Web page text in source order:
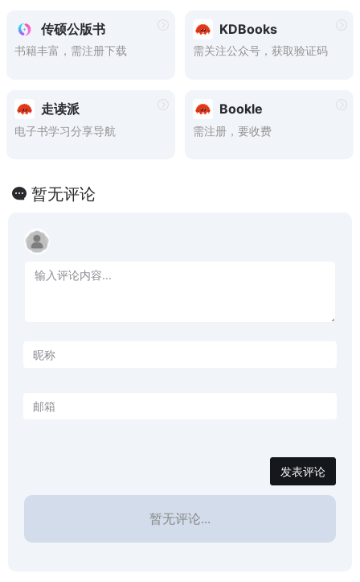
传硕公版书
书籍丰富，需注册下载
KDBooks
需关注公众号，获取验证码
走读派
电子书学习分享导航
Bookle
需注册，要收费
暂无评论
发表评论
暂无评论...